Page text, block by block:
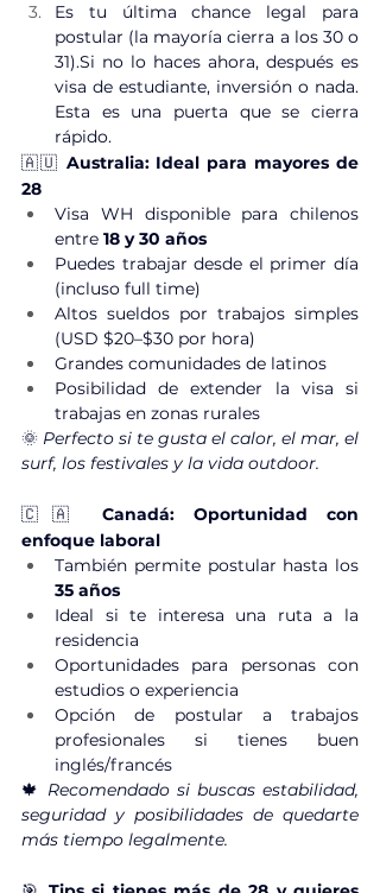
Es tu última chance legal para
postular (la mayoría cierra a los 30 o
31).Si no lo haces ahora, después es
visa de estudiante, inversión o nada.
Esta es una puerta que se cierra
rápido.
🇦🇺 Australia: Ideal para mayores de
28
Visa WH disponible para chilenos
entre 18 y 30 años
Puedes trabajar desde el primer día
(incluso full time)
Altos sueldos por trabajos simples
(USD $20–$30 por hora)
Grandes comunidades de latinos
Posibilidad de extender la visa si
trabajas en zonas rurales
🌞 Perfecto si te gusta el calor, el mar, el
surf, los festivales y la vida outdoor.
🇨🇦 Canadá: Oportunidad con
enfoque laboral
35 años
Ideal si te interesa una ruta a la
residencia
Oportunidades para personas con
estudios o experiencia
Opción de postular a trabajos
profesionales si tienes buen
inglés/francés
🍁 Recomendado si buscas estabilidad,
seguridad y posibilidades de quedarte
más tiempo legalmente.